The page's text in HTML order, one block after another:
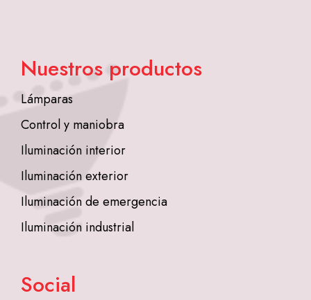
Nuestros productos
Lámparas
Control y maniobra
Iluminación interior
Iluminación exterior
Iluminación de emergencia
Iluminación industrial
Social